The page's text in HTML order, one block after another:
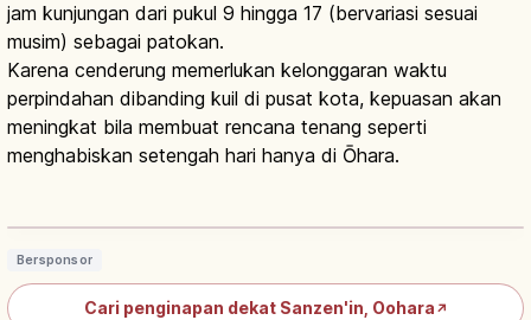
jam kunjungan dari pukul 9 hingga 17 (bervariasi sesuai
musim) sebagai patokan.
Karena cenderung memerlukan kelonggaran waktu
perpindahan dibanding kuil di pusat kota, kepuasan akan
meningkat bila membuat rencana tenang seperti
menghabiskan setengah hari hanya di Ōhara.
Sanzen-in Ohara Kyoto: Taman
Utama
Bersponsor
Cari penginapan dekat Sanzen'in, Oohara ↗